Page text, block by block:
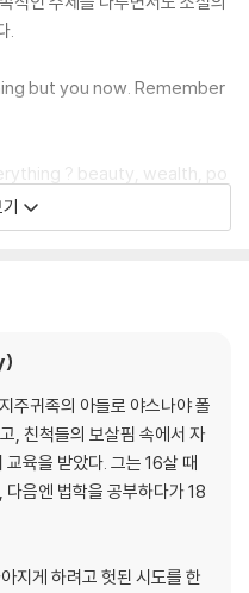
.
but you now. Remember
? beauty, wealth, po
feels that her life is empty
impetuous officer Coun
and bitterness in its wake.
also a self-portrait of Tolst
as the definitive vers
contains an introduction b
Bayley.
주귀족의 아들로 야스나야 폴
, 친척들의 보살핌 속에서 자
육을 받았다. 그는 16살 때
음엔 법학을 공부하다가 18
지게 하려고 헛된 시도를 한